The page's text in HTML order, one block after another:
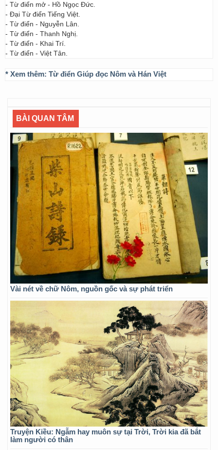
- Từ điển mở - Hồ Ngọc Đức.
- Đại Từ điển Tiếng Việt.
- Từ điển - Nguyễn Lân.
- Từ điển - Thanh Nghị.
- Từ điển - Khai Trí.
- Từ điển - Việt Tân.
* Xem thêm: Từ điển Giúp đọc Nôm và Hán Việt
BÀI QUAN TÂM
Vài nét về chữ Nôm, nguồn gốc và sự phát triển
Truyện Kiều: Ngẫm hay muôn sự tại Trời, Trời kia đã bắt
làm người có thân